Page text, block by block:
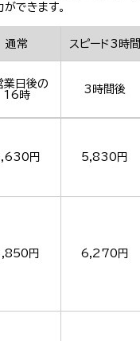
できます。
通常 スピード3時間
業日後の
16時
3時間後
円 5,830円
円 6,270円